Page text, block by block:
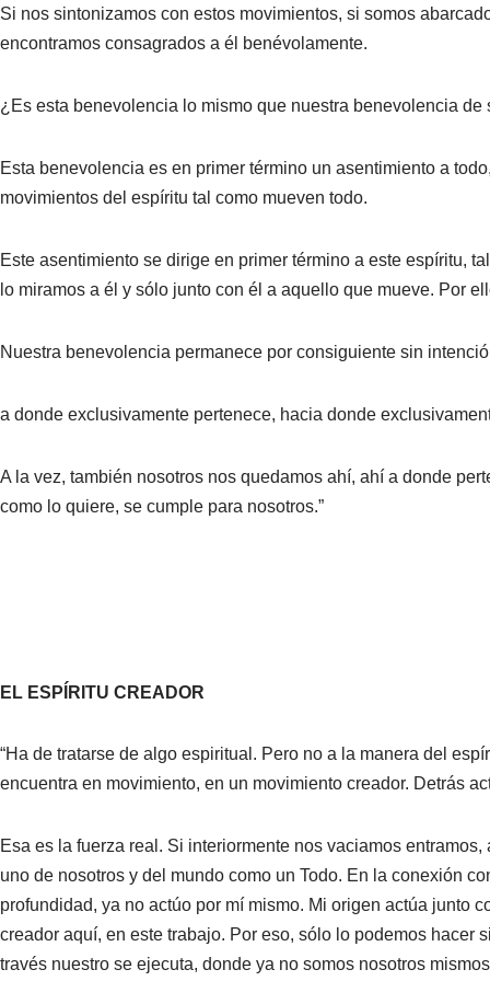
Si nos sintonizamos con estos movimientos, si somos
encontramos consagrados a él benévolamente.
¿Es esta benevolencia lo mismo que nuestra benevolencia
Esta benevolencia es en primer término un asentimiento a
movimientos del espíritu tal como mueven todo.
Este asentimiento se dirige en primer término a este espíritu,
lo miramos a él y sólo junto con él a aquello que mueve. Por
Nuestra benevolencia permanece por consiguiente sin
a donde exclusivamente pertenece, hacia donde
A la vez, también nosotros nos quedamos ahí, ahí a donde
como lo quiere, se cumple para nosotros.”
EL ESPÍRITU CREADOR
“Ha de tratarse de algo espiritual. Pero no a la manera del
encuentra en movimiento, en un movimiento creador. Detrás
Esa es la fuerza real. Si interiormente nos vaciamos
uno de nosotros y del mundo como un Todo. En la conexión
profundidad, ya no actúo por mí mismo. Mi origen actúa junto
creador aquí, en este trabajo. Por eso, sólo lo podemos
través nuestro se ejecuta, donde ya no somos nosotros